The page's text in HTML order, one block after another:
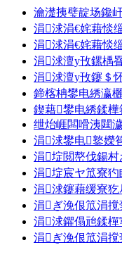
瀹濋挗璧靛场鑱
涓浗涓€姹藉惔
涓浗涓€姹藉惔
涓浗澶у攼鏍楀
涓浗澶у攼鑳＄
鍗楁柟鐢电綉瀛
鍥藉鐢电綉鍒
绁炲崕闆嗗洟閮
涓浗鐢电鐜嬫
涓埞閲嶅伐鍚
涓埞宸ヤ笟寮
涓浗鑳藉缓寮
涓ぎ浼佷笟涓
涓浗鑺傝兘鍒
涓ぎ浼佷笟涓